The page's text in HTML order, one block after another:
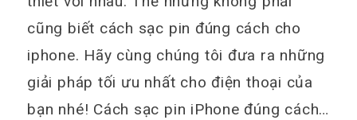
cũng biết cách sạc pin đúng cách cho
iphone. Hãy cùng chúng tôi đưa ra những
giải pháp tối ưu nhất cho điện thoại của
bạn nhé! Cách sạc pin iPhone đúng cách…